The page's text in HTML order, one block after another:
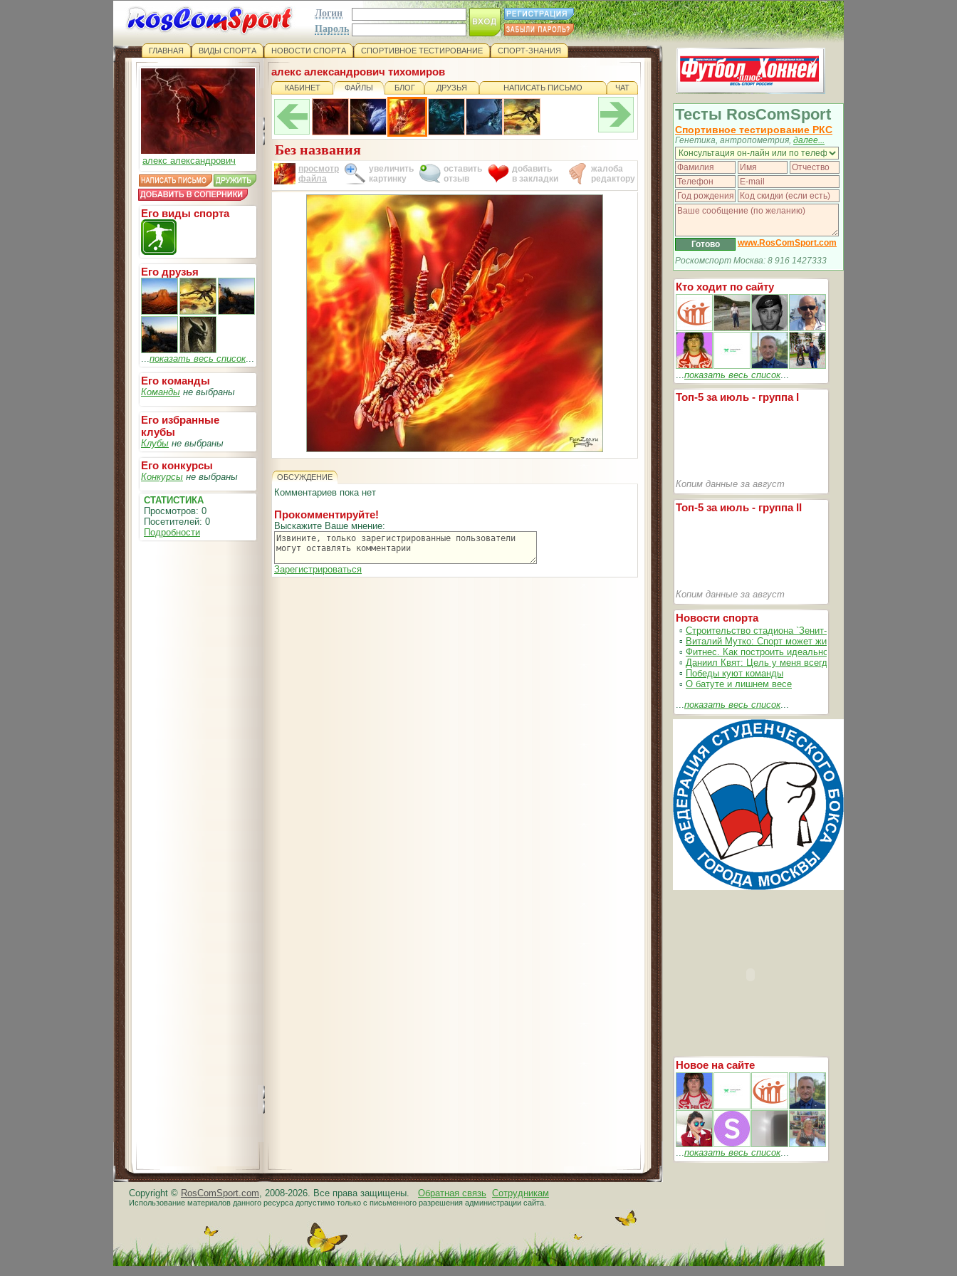
Логин
Пароль
ГЛАВНАЯ ВИДЫ СПОРТА НОВОСТИ СПОРТА СПОРТИВНОЕ ТЕСТИРОВАНИЕ СПОРТ-ЗНАНИЯ
алекс александрович
Его виды спорта
Его друзья
...показать весь список...
Его команды
Команды не выбраны
Его избранные
клубы
Клубы не выбраны
Его конкурсы
Конкурсы не выбраны
СТАТИСТИКА
Просмотров: 0
Посетителей: 0
Подробности
алекс александрович тихомиров
КАБИНЕТ ФАЙЛЫ БЛОГ ДРУЗЬЯ НАПИСАТЬ ПИСЬМО ЧАТ
Без названия
просмотр
файла
увеличить
картинку
оставить
отзыв
добавить
в закладки
жалоба
редактору
ОБСУЖДЕНИЕ
Комментариев пока нет
Прокомментируйте!
Выскажите Ваше мнение:
Зарегистрироваться
Copyright © RosComSport.com, 2008-2026. Все права защищены. Обратная связь Сотрудникам
Использование материалов данного ресурса допустимо только с письменного разрешения администрации сайта.
Тесты RosComSport
Спортивное тестирование РКС
Генетика, антропометрия, далее...
www.RosComSport.com
Роскомспорт Москва: 8 916 1427333
Кто ходит по сайту
...показать весь список...
Топ-5 за июль - группа I
Копим данные за август
Топ-5 за июль - группа II
Копим данные за август
Новости спорта
▫ Строительство стадиона `Зенит-Арена` идет согласно
▫ Виталий Мутко: Спорт может жить без допинга
▫ Фитнес. Как построить идеальное тело
▫ Даниил Квят: Цель у меня всегда одна – выжимать из себя
▫ Победы куют команды
▫ О батуте и лишнем весе
...показать весь список...
Новое на сайте
...показать весь список...